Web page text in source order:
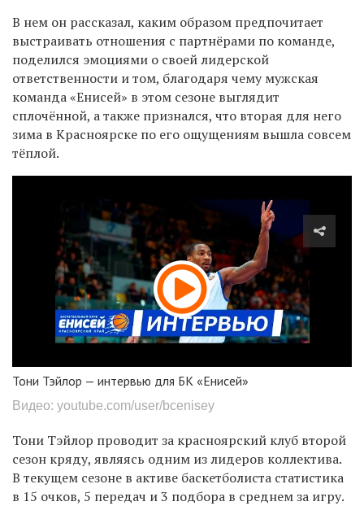
В нем он рассказал, каким образом предпочитает
выстраивать отношения с партнёрами по команде,
поделился эмоциями о своей лидерской
ответственности и том, благодаря чему мужская
команда «Енисей» в этом сезоне выглядит
сплочённой, а также признался, что вторая для него
зима в Красноярске по его ощущениям вышла совсем
тёплой.
Тони Тэйлор — интервью для БК «Енисей»
Видео: youtube.com/user/bcenisey
Тони Тэйлор проводит за красноярский клуб второй
сезон кряду, являясь одним из лидеров коллектива.
В текущем сезоне в активе баскетболиста статистика
в 15 очков, 5 передач и 3 подбора в среднем за игру.